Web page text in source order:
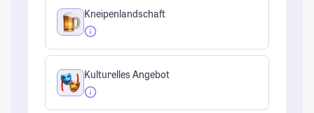
Kneipenlandschaft
Kulturelles Angebot